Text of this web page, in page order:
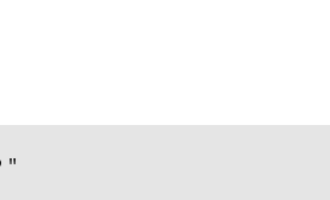
"